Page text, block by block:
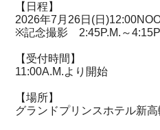
【日程】
2026年7月26日(日
※記念撮影 2:45P.M.～
【受付時間】
11:00A.M.より開始
【場所】
グランドプリンスホテル新高